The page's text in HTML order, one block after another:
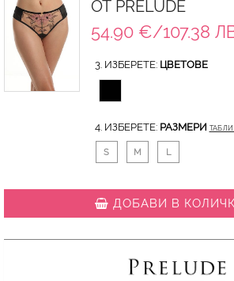
ОТ PRELUDE
54.90 €/107.38
3. ИЗБЕРЕТЕ: ЦВЕТОВЕ
4. ИЗБЕРЕТЕ: РАЗМЕРИ
S M L
ДОБАВИ В